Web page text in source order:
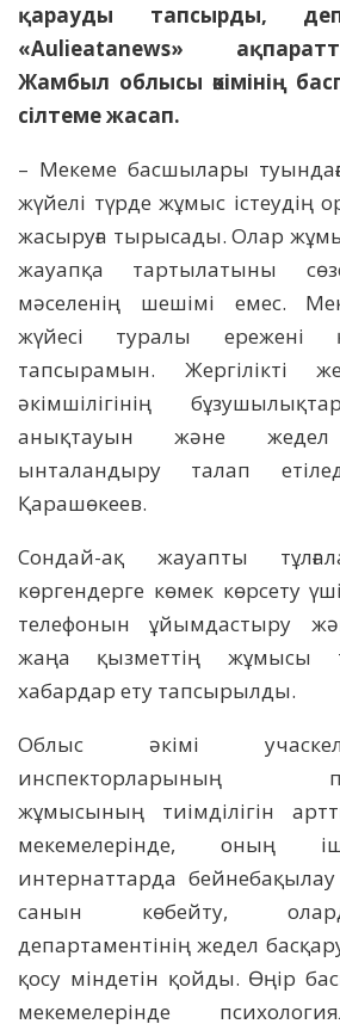
қарауды тапсырды,
«Aulieatanews»
Жамбыл облысы әкімінің
сілтеме жасап.
– Мекеме басшылары
жүйелі түрде жұмыс істеудің
жасыруға тырысады. Олар
жауапқа тартылатыны
мәселенің шешімі емес.
жүйесі туралы ережені
тапсырамын. Жергілікті
әкімшілігінің
анықтауын және
ынталандыру талап
Қарашөкеев.
Сондай-ақ жауапты
көргендерге көмек көрсету
телефонын ұйымдастыру
жаңа қызметтің жұмысы
хабардар ету тапсырылды.
Облыс әкімі
инспекторларының
жұмысының тиімділігін
мекемелерінде, оның
интернаттарда
санын көбейту,
департаментінің жедел
қосу міндетін қойды. Өңір
мекемелерінде